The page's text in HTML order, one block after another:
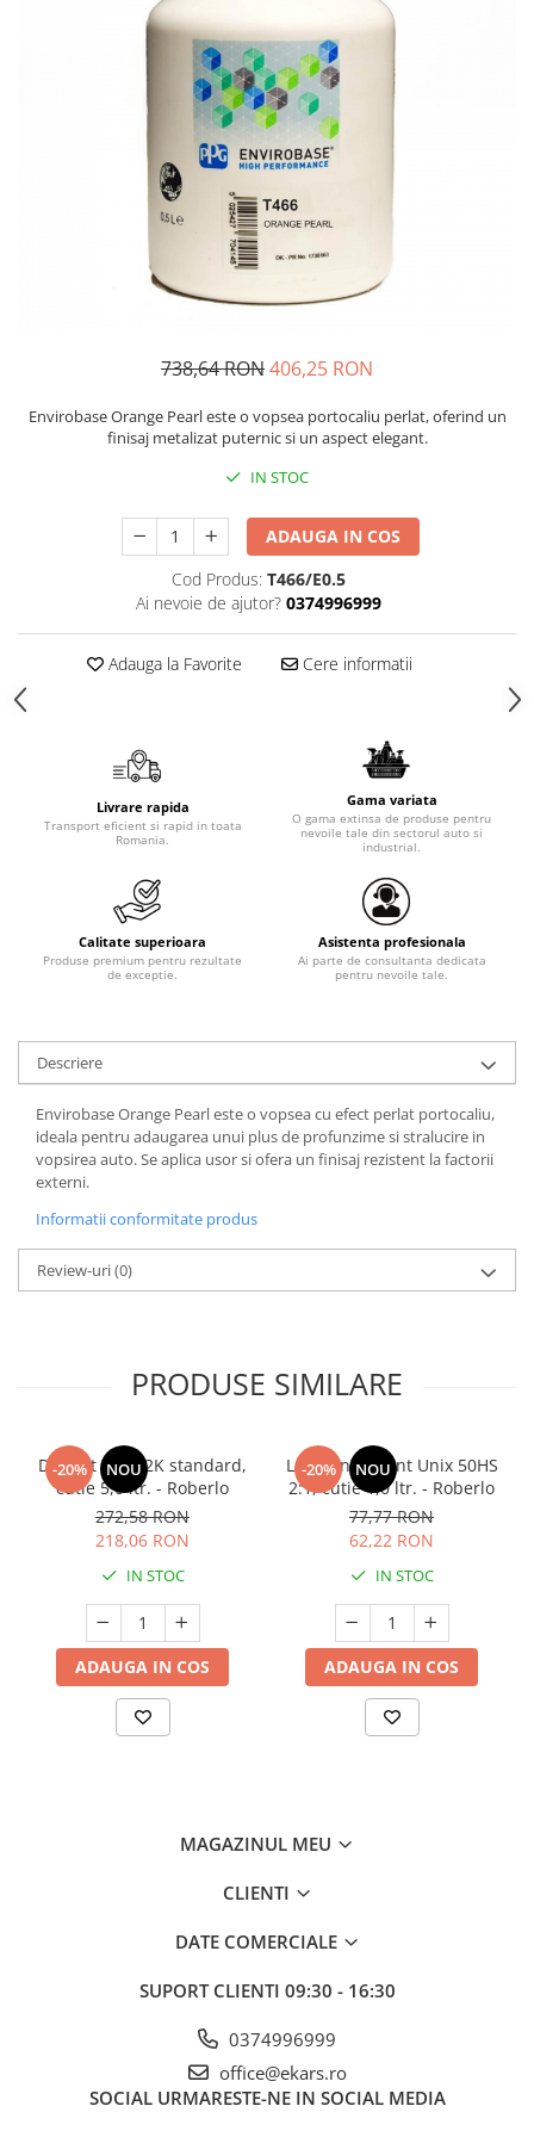
Protectie vizuala
Sisteme si pahare PPS
Pahare de amestec
738,64 RON406,25 RON
Envirobase Orange Pearl este o vopsea portocaliu perlat, oferind un
finisaj metalizat puternic si un aspect elegant.
IN STOC
ADAUGA IN COS
Cod Produs: T466/E0.5
Ai nevoie de ajutor? 0374996999
Adauga la Favorite Cere informatii
Livrare rapida
Transport eficient si rapid in toata
Romania.
Gama variata
O gama extinsa de produse pentru
nevoile tale din sectorul auto si
industrial.
Calitate superioara
Produse premium pentru rezultate
de exceptie.
Asistenta profesionala
Ai parte de consultanta dedicata
pentru nevoile tale.
Descriere
Envirobase Orange Pearl este o vopsea cu efect perlat portocaliu,
ideala pentru adaugarea unui plus de profunzime si stralucire in
vopsirea auto. Se aplica usor si ofera un finisaj rezistent la factorii
externi.
Informatii conformitate produs
Review-uri(0)
PRODUSE SIMILARE
-20% NOU
Diluant S322 2K standard,
cutie 5,0 ltr. - Roberlo
272,58 RON
218,06 RON
IN STOC
ADAUGA IN COS
-20% NOU
Lac transparent Unix 50HS
2:1, cutie 1,0 ltr. - Roberlo
77,77 RON
62,22 RON
IN STOC
ADAUGA IN COS
MAGAZINUL MEU
CLIENTI
DATE COMERCIALE
SUPORT CLIENTI 09:30 - 16:30
0374996999
office@ekars.ro
SOCIAL URMARESTE-NE IN SOCIAL MEDIA